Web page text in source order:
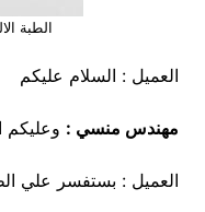
الطبة
العميل : السلام عليكم
مهندس منسي : وعليكم
العميل : بستفسر علي